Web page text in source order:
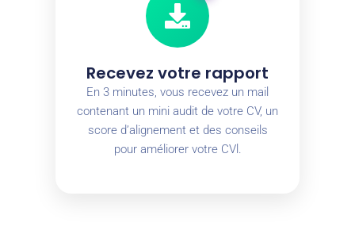
Recevez votre rapport
En 3 minutes, vous recevez un mail
contenant un mini audit de votre CV, un
score d’alignement et des conseils
pour améliorer votre CVl.